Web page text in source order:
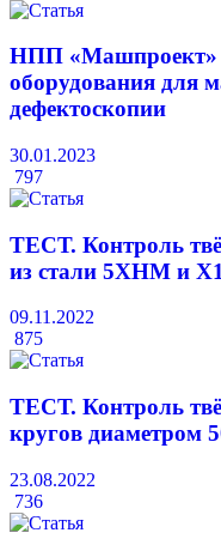
НПП «Машпроект»
оборудования для
дефектоскопии
30.01.2023
797
ТЕСТ. Контроль
из стали 5XHM и
09.11.2022
875
ТЕСТ. Контроль
кругов диаметром
23.08.2022
736